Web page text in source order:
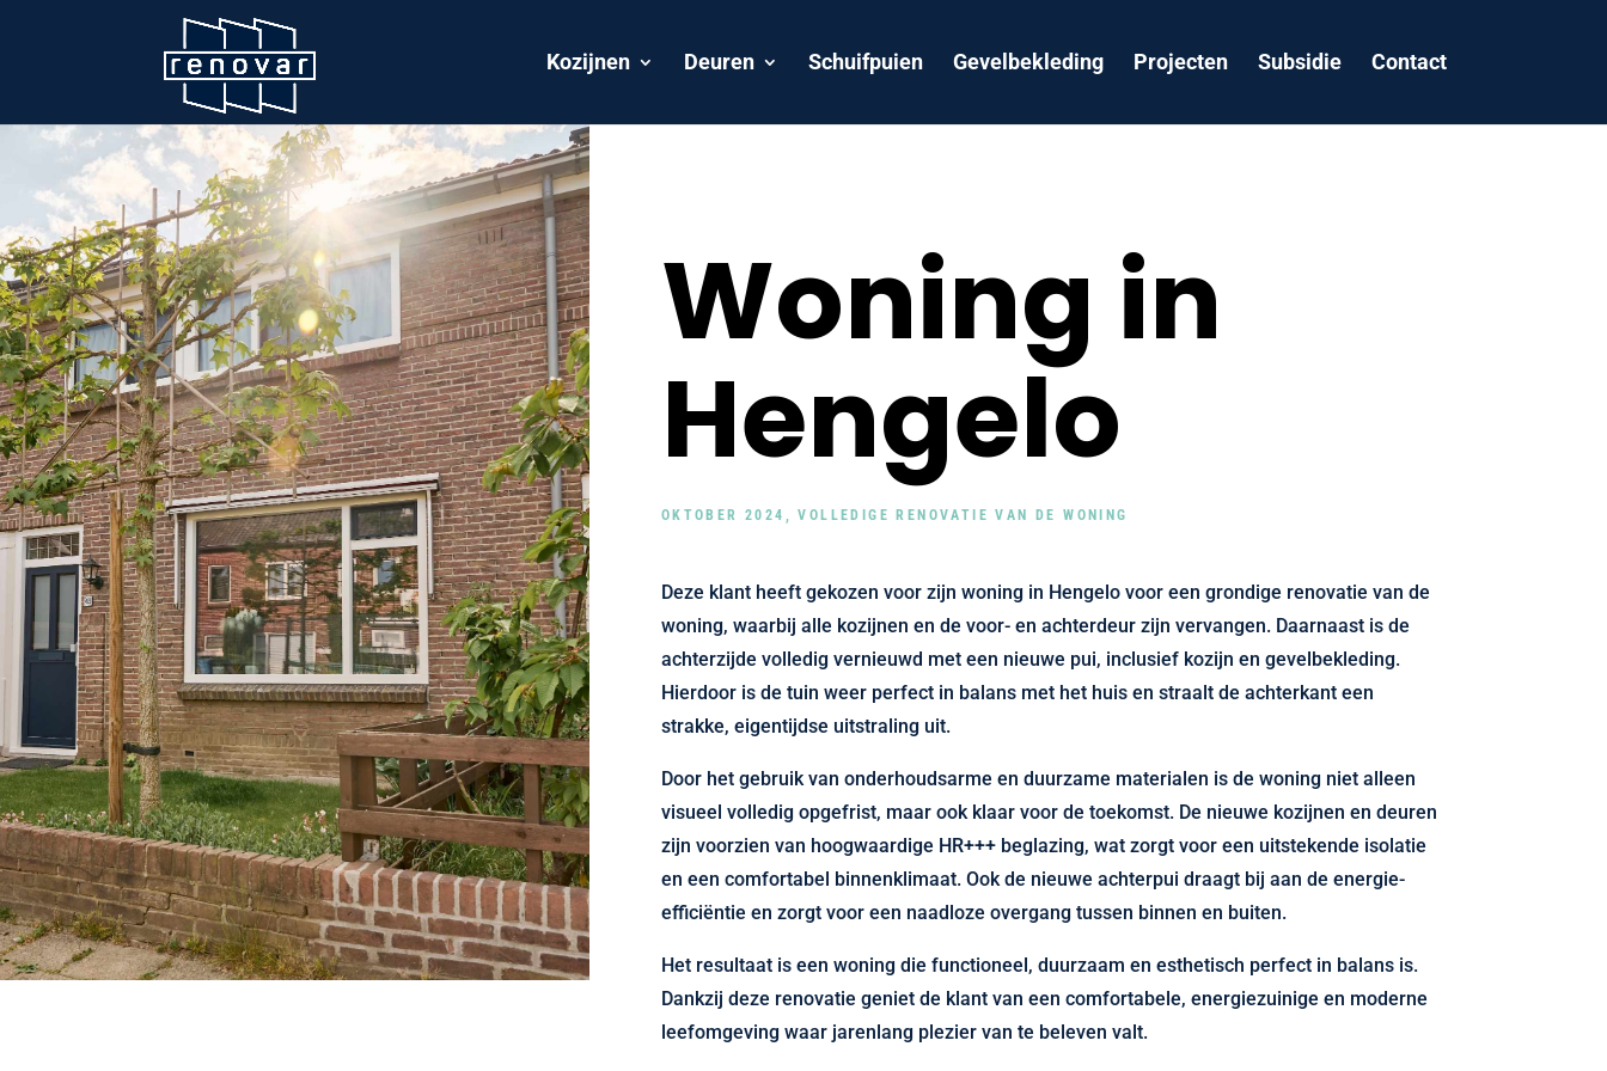
Kozijnen Deuren Schuifpuien Gevelbekleding Projecten Subsidie Contact
Woning in
Hengelo
OKTOBER 2024, VOLLEDIGE RENOVATIE VAN DE WONING
Deze klant heeft gekozen voor zijn woning in Hengelo voor een grondige renovatie van de
woning, waarbij alle kozijnen en de voor- en achterdeur zijn vervangen. Daarnaast is de
achterzijde volledig vernieuwd met een nieuwe pui, inclusief kozijn en gevelbekleding.
Hierdoor is de tuin weer perfect in balans met het huis en straalt de achterkant een
strakke, eigentijdse uitstraling uit.
Door het gebruik van onderhoudsarme en duurzame materialen is de woning niet alleen
visueel volledig opgefrist, maar ook klaar voor de toekomst. De nieuwe kozijnen en deuren
zijn voorzien van hoogwaardige HR+++ beglazing, wat zorgt voor een uitstekende isolatie
en een comfortabel binnenklimaat. Ook de nieuwe achterpui draagt bij aan de energie-
efficiëntie en zorgt voor een naadloze overgang tussen binnen en buiten.
Het resultaat is een woning die functioneel, duurzaam en esthetisch perfect in balans is.
Dankzij deze renovatie geniet de klant van een comfortabele, energiezuinige en moderne
leefomgeving waar jarenlang plezier van te beleven valt.